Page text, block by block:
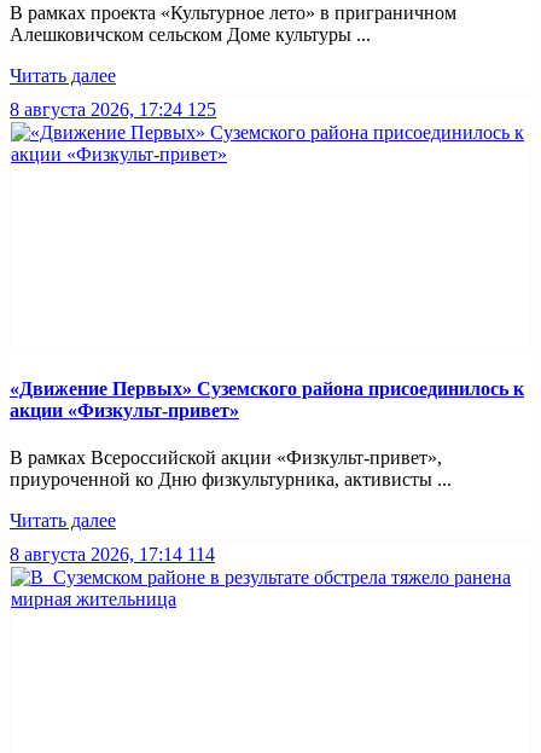
В рамках проекта «Культурное лето» в приграничном
Алешковичском сельском Доме культуры ...
Читать далее
8 августа 2026, 17:24 125
«Движение Первых» Суземского района присоединилось к
акции «Физкульт-привет»
В рамках Всероссийской акции «Физкульт-привет»,
приуроченной ко Дню физкультурника, активисты ...
Читать далее
8 августа 2026, 17:14 114